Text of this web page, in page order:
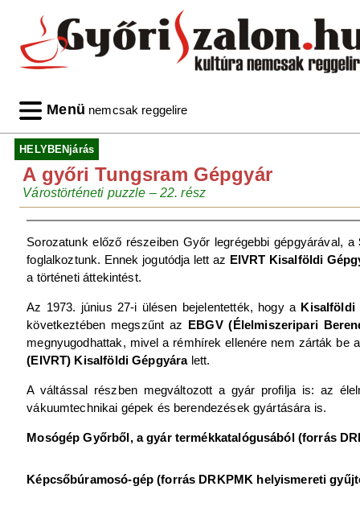
Menü nemcsak reggelire
HELYBENjárás
A győri Tungsram Gépgyár
Várostörténeti puzzle – 22. rész
Sorozatunk előző részeiben Győr legrégebbi gépgyárával, a
foglalkoztunk. Ennek jogutódja lett az EIVRT Kisalföldi
a történeti áttekintést.
Az 1973. június 27-i ülésen bejelentették, hogy a Kisalföldi
következtében megszűnt az EBGV (Élelmiszeripari
megnyugodhattak, mivel a rémhírek ellenére nem zárták be
(EIVRT) Kisalföldi Gépgyáralett.
A váltással részben megváltozott a gyár profilja is: az
vákuumtechnikai gépek és berendezések gyártására is.
Mosógép Győrből, a gyár termékkatalógusából (forrás
Képcsőbúramosó-gép (forrás DRKPMK helyismereti